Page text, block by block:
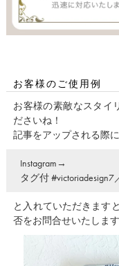
お客様のご使用例
お客様の素敵なスタイ
ださいね！
記事をアップされる際に
Instagram→
タグ付
と入れていただきます
否をお問合せいたします